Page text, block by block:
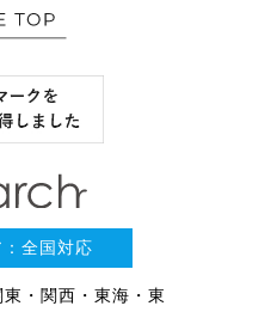
全国対応
・関西・東海・東